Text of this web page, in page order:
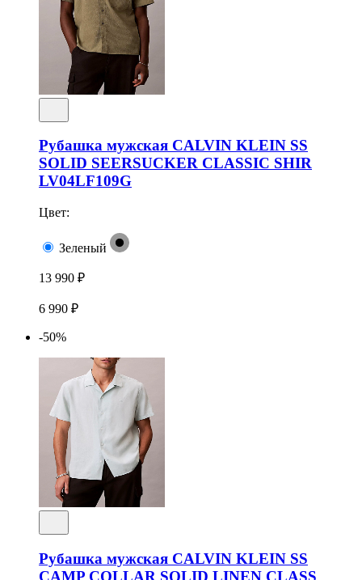
Рубашка мужская CALVIN KLEIN SS
SOLID SEERSUCKER CLASSIC SHIR
LV04LF109G
Цвет:
Зеленый
13 990 ₽
6 990 ₽
-50%
Рубашка мужская CALVIN KLEIN SS
CAMP COLLAR SOLID LINEN CLASS